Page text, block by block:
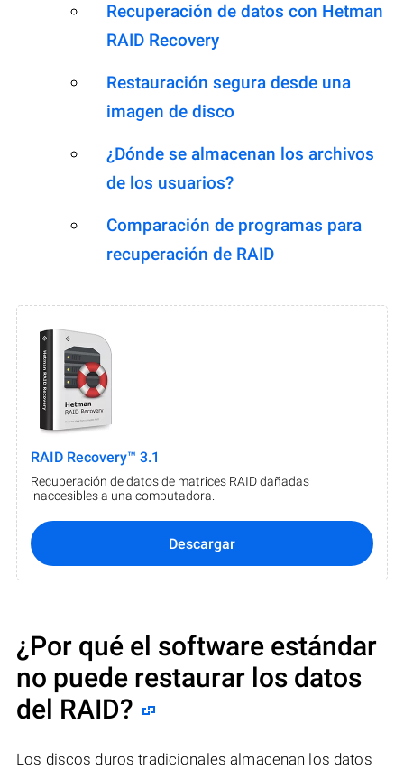
Recuperación de datos con Hetman
RAID Recovery
Restauración segura desde una
imagen de disco
¿Dónde se almacenan los archivos
de los usuarios?
Comparación de programas para
recuperación de RAID
RAID Recovery™ 3.1
Recuperación de datos de matrices RAID dañadas
inaccesibles a una computadora.
Descargar
¿Por qué el software estándar
no puede restaurar los datos
del RAID?
Los discos duros tradicionales almacenan los datos